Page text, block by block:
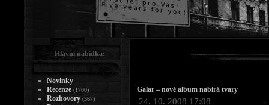
Galar – nové album nabírá tvary
24. 10. 2008 17:08
Hlavní nabídka:
Novinky
Recenze (1700)
Rozhovory (367)